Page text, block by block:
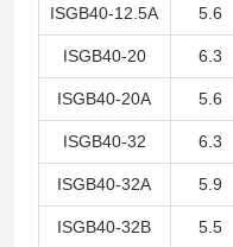
ISGB40-12.5A 5.6
ISGB40-20 6.3
ISGB40-20A 5.6
ISGB40-32 6.3
ISGB40-32A 5.9
ISGB40-32B 5.5